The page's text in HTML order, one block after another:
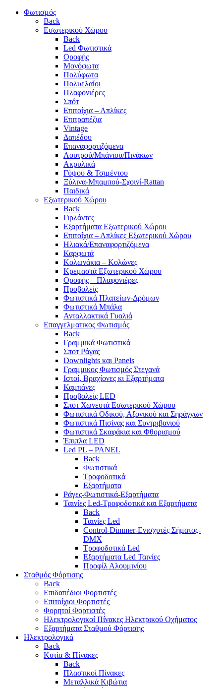
Φωτισμός
Back
Εσωτερικού Χώρου
Back
Led Φωτιστικά
Οροφής
Μονόφωτα
Πολύφωτα
Πολυελαίοι
Πλαφονιέρες
Σπότ
Επιτοίχια – Απλίκες
Επιτραπέζια
Vintage
Δαπέδου
Επαναφορτιζόμενα
Λουτρού/Μπάνιου/Πινάκων
Ακρυλικά
Γύψου & Τσιμέντου
Ξύλινα-Μπαμπού-Σχοινί-Rattan
Παιδικά
Εξωτερικού Χώρου
Back
Γιρλάντες
Εξαρτήματα Εξωτερικού Χώρου
Επιτοίχια – Απλίκες Εξωτερικού Χώρου
Ηλιακά/Επαναφορτιζόμενα
Καρφωτά
Κολωνάκια – Κολώνες
Κρεμαστά Εξωτερικού Χώρου
Οροφής – Πλαφονιέρες
Προβολείς
Φωτιστικά Πλατείων-Δρόμων
Φωτιστικά Μπάλα
Ανταλλακτικά Γυαλιά
Επαγγελματικος Φωτισμός
Back
Γραμμικά Φωτιστικά
Σποτ Ράγας
Downlights και Panels
Γραμμικος Φωτισμός Στεγανά
Ιστοί, Βραχίονες κι Εξαρτήματα
Καμπάνες
Προβολείς LED
Σποτ Χωνευτά Εσωτερικού Χώρου
Φωτιστικά Οδικού, Αξονικού και Σηράγγων
Φωτιστικά Πισίνας και Συντριβανιού
Φωτιστικά Σκαφάκια και Φθορισμού
Έπιπλα LED
Led PL – PANEL
Back
Φωτιστικά
Τροφοδοτικά
Εξαρτήματα
Ράγες-Φωτιστικά-Εξαρτήματα
Ταινίες Led-Τροφοδοτικά και Εξαρτήματα
Back
Ταινίες Led
Control-Dimmer-Ενισχυτές Σήματος-
DMX
Τροφοδοτικά Led
Εξαρτήματα Led Ταινίες
Προφίλ Αλουμινίου
Σταθμός Φόρτισης
Back
Επιδαπέδιοι Φορτιστές
Επιτoίχιοι Φορτιστές
Φορητοί Φορτιστές
Ηλεκτρολογικοί Πίνακες Ηλεκτρικού Οχήματος
Εξαρτήματα Σταθμού Φόρτισης
Ηλεκτρολογικά
Back
Κυτία & Πίνακες
Back
Πλαστικοί Πίνακες
Μεταλλικά Κιβώτια